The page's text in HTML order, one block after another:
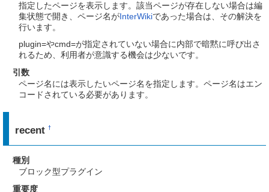
指定したページを表示します。該当ページが存在しない場合は編
集状態で開き、ページ名がInterWikiであった場合は、その解決を
行います。
plugin=やcmd=が指定されていない場合に内部で暗黙に呼び出さ
れるため、利用者が意識する機会は少ないです。
引数
ページ名には表示したいページ名を指定します。ページ名はエン
コードされている必要があります。
recent†
種別
ブロック型プラグイン
重要度